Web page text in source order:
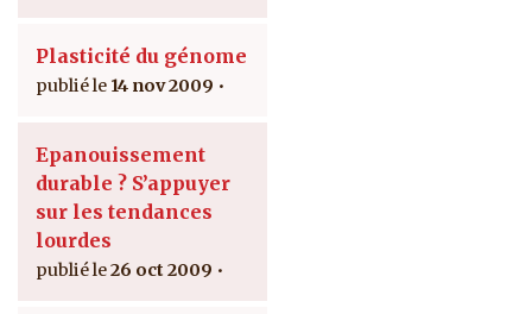
Plasticité du génome
14 nov 2009
Epanouissement
durable ? S’appuyer
sur les tendances
lourdes
26 oct 2009